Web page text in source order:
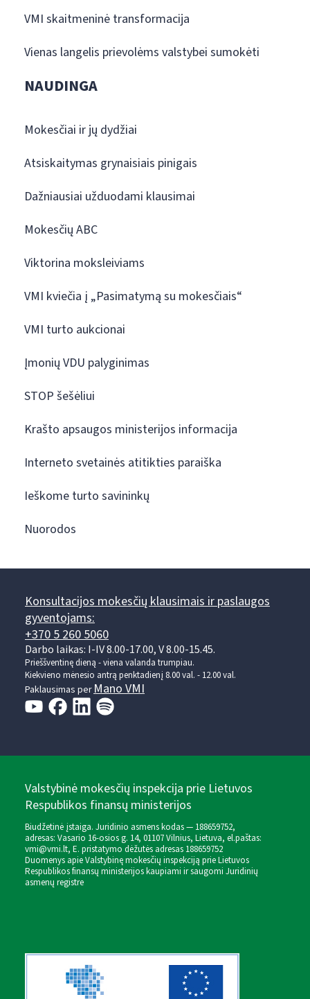
VMI skaitmeninė transformacija
Vienas langelis prievolėms valstybei sumokėti
NAUDINGA
Mokesčiai ir jų dydžiai
Atsiskaitymas grynaisiais pinigais
Dažniausiai užduodami klausimai
Mokesčių ABC
Viktorina moksleiviams
VMI kviečia į „Pasimatymą su mokesčiais“
VMI turto aukcionai
Įmonių VDU palyginimas
STOP šešėliui
Krašto apsaugos ministerijos informacija
Interneto svetainės atitikties paraiška
Ieškome turto savininkų
Nuorodos
Konsultacijos mokesčių klausimais ir paslaugos
gyventojams:
+370 5 260 5060
Darbo laikas: I-IV 8.00-17.00, V 8.00-15.45.
Prieššventinę dieną - viena valanda trumpiau.
Kiekvieno mėnesio antrą penktadienį 8.00 val. - 12.00 val.
Paklausimas perMano VMI
Valstybinė mokesčių inspekcija prie Lietuvos
Respublikos finansų ministerijos
Biudžetinė įstaiga. Juridinio asmens kodas — 188659752,
adresas: Vasario 16-osios g. 14, 01107 Vilnius, Lietuva, el.paštas:
vmi@vmi.lt, E. pristatymo dėžutės adresas 188659752
Duomenys apie Valstybinę mokesčių inspekciją prie Lietuvos
Respublikos finansų ministerijos kaupiami ir saugomi Juridinių
asmenų registre